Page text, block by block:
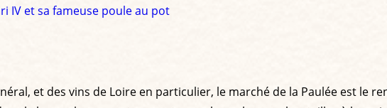
IV et sa fameuse poule au pot
et des vins de Loire en particulier, le marché de la Paulée est le